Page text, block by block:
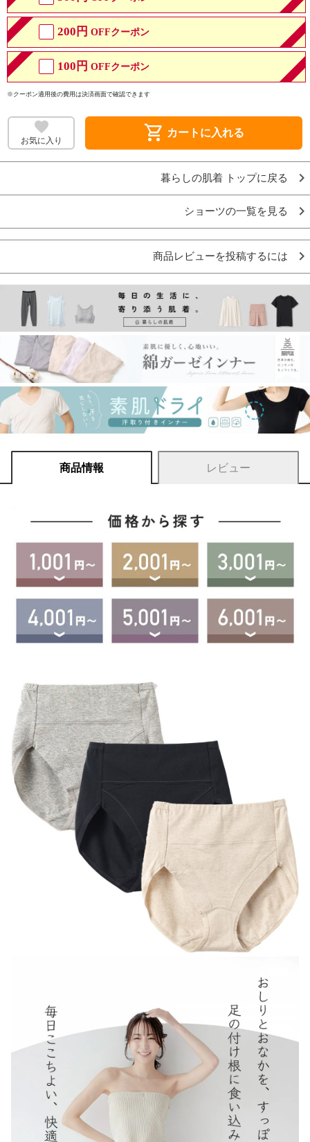
200円 OFFクーポン
100円 OFFクーポン
※クーポン適用後の費用は決済画面で確認できます
お気に入り shopping_cart カートに入れる
暮らしの肌着 トップに戻る
ショーツの一覧を見る
商品レビューを投稿するには
商品情報 レビュー